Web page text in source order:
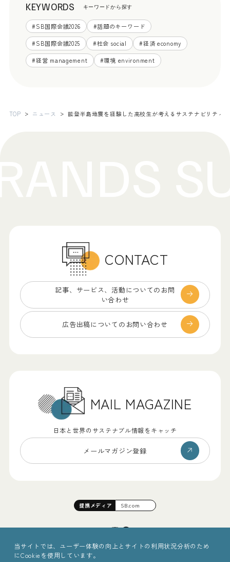
KEYWORDS キーワードから探す
#SB国際会議2026 #話題のキーワード
#SB国際会議2025 #社会 social #経済 economy
#経営 management #環境 environment
TOP ニュース 能登半島地震を経験した高校生が考えるサステナビリテ
CONTACT
記事、サービス、 活動についてのお問
い合わせ
広告出稿についての お問い合わせ
MAIL MAGAZINE
日本と世界のサステナブル情報をキャッチ
メールマガジン登録
提携メディア SB.com
当サイトでは、ユーザー体験の向上とサイトの利用状況分析のため
にCookieを使用しています。